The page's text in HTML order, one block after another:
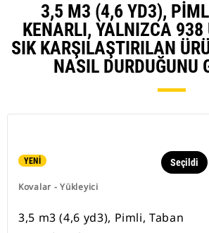
3,5 M3 (4,6 YD3),
KENARLI, YALNIZCA 938
SIK KARŞILAŞTIRILAN
NASIL DURDUĞUNU
YENİ
Kovalar - Yükleyici
Seçildi
3,5 m3 (4,6 yd3), Pimli, Taban